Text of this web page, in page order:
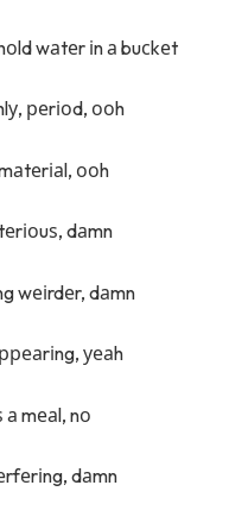
wаtеr іn а buсkеt
реrіоd, ооh
ооh
dаmn
wеіrdеr, dаmn
уеаh
а mеаl, nо
dаmn